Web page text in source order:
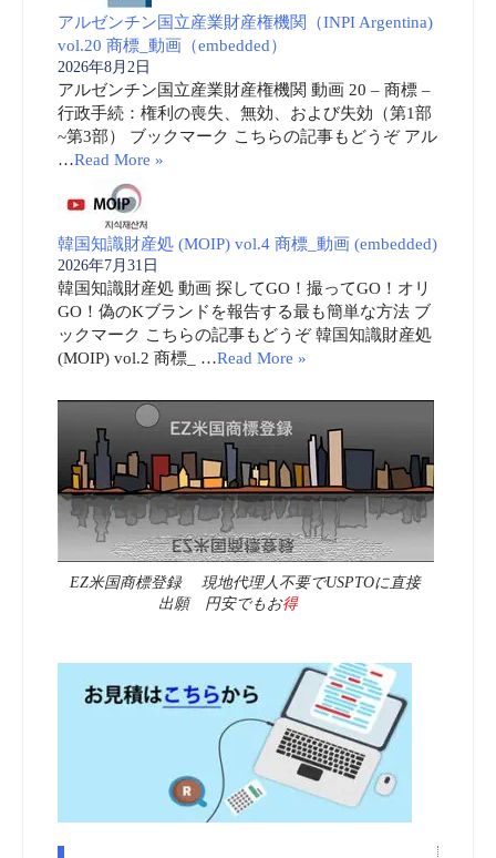
アルゼンチン国立産業財産権機関（INPI Argentina)
vol.20 商標_動画（embedded）
2026年8月2日
アルゼンチン国立産業財産権機関 動画 20 – 商標 –
行政手続：権利の喪失、無効、および失効（第1部
~第3部） ブックマーク こちらの記事もどうぞ アル
…Read More »
韓国知識財産処 (MOIP) vol.4 商標_動画 (embedded)
2026年7月31日
韓国知識財産処 動画 探してGO！撮ってGO！オリ
GO！偽のKブランドを報告する最も簡単な方法 ブ
ックマーク こちらの記事もどうぞ 韓国知識財産処
(MOIP) vol.2 商標_ …Read More »
EZ米国商標登録 現地代理人不要でUSPTOに直接
出願 円安でもお得